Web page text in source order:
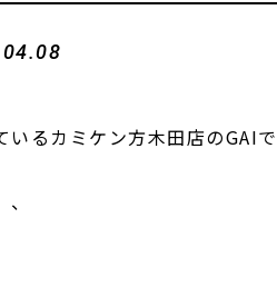
るカミケン方木田店のGAIで